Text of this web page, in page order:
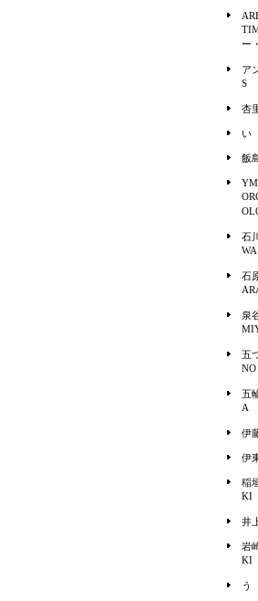
ー
ア
S
杏
い
飯
石
WA
石
泉
五
五
A
伊
伊
稲
KI
井
岩
KI
う